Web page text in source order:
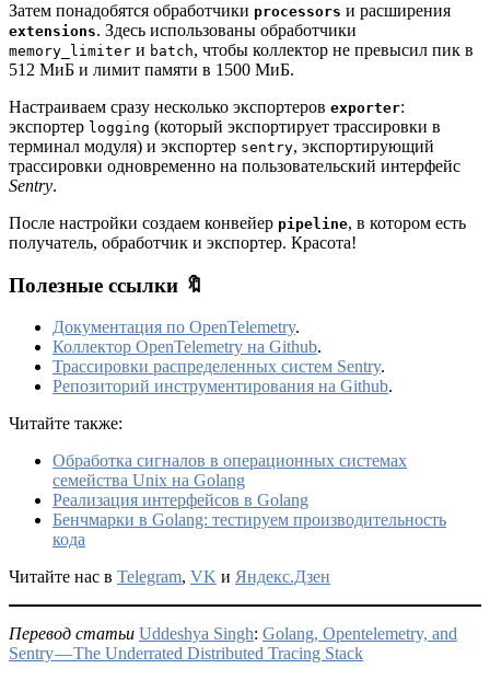
Затем понадобятся обработчики processors и расширения
extensions. Здесь использованы обработчики
memory_limiter и batch, чтобы коллектор не превысил пик в
512 МиБ и лимит памяти в 1500 МиБ.
Настраиваем сразу несколько экспортеров exporter:
экспортер logging (который экспортирует трассировки в
терминал модуля) и экспортер sentry, экспортирующий
трассировки одновременно на пользовательский интерфейс
Sentry.
После настройки создаем конвейер pipeline, в котором есть
получатель, обработчик и экспортер. Красота!
Полезные ссылки 🔖
Документация по OpenTelemetry.
Коллектор OpenTelemetry на Github.
Трассировки распределенных систем Sentry.
Репозиторий инструментирования на Github.
Читайте также:
Обработка сигналов в операционных системах
семейства Unix на Golang
Реализация интерфейсов в Golang
Бенчмарки в Golang: тестируем производительность
кода
Читайте нас в Telegram, VK и Яндекс.Дзен
Перевод статьи Uddeshya Singh: Golang, Opentelemetry, and
Sentry — The Underrated Distributed Tracing Stack